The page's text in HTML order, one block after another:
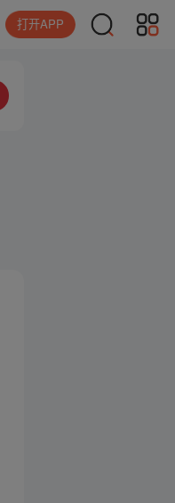
打开APP